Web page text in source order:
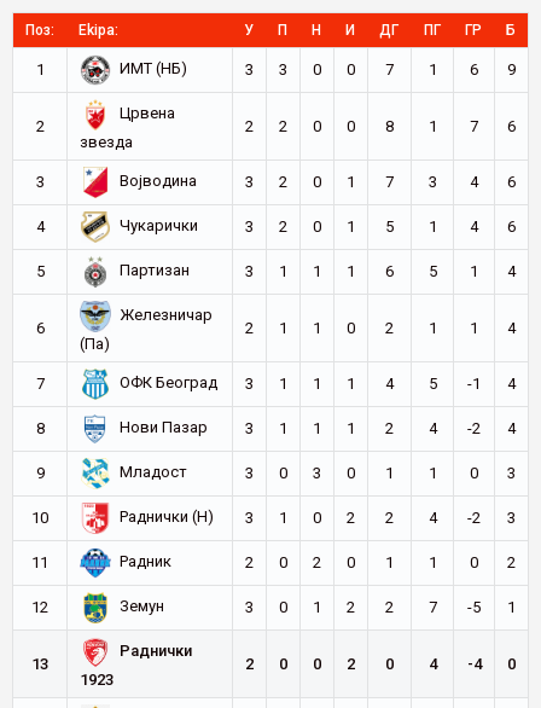
Поз: Ekipa: У П Н И ДГ ПГ ГР Б
1 ИМТ (НБ) 3 3 0 0 7 1 6 9
2
Црвена
звезда
2 2 0 0 8 1 7 6
3 Војводина 3 2 0 1 7 3 4 6
4 Чукарички 3 2 0 1 5 1 4 6
5 Партизан 3 1 1 1 6 5 1 4
6
Железничар
(Па)
2 1 1 0 2 1 1 4
7 ОФК Београд 3 1 1 1 4 5 -1 4
8 Нови Пазар 3 1 1 1 2 4 -2 4
9 Младост 3 0 3 0 1 1 0 3
10 Раднички (Н) 3 1 0 2 2 4 -2 3
11 Радник 2 0 2 0 1 1 0 2
12 Земун 3 0 1 2 2 7 -5 1
13
Раднички
1923
2 0 0 2 0 4 -4 0